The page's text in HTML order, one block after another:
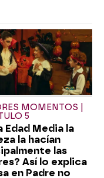
MOMENTOS |
5
Edad Media la
la hacían
las
Así lo explica
en Padre no